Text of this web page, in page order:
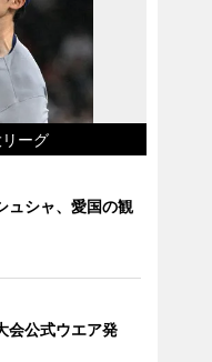
ーグ
ュシャ、愛国の観
会公式ウエア発